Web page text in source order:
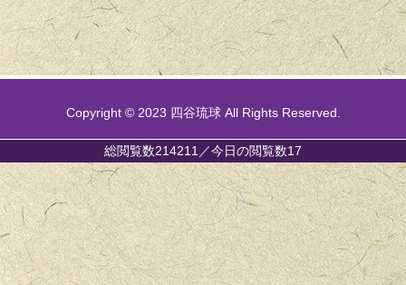
Copyright © 2023 四谷琉球 All Rights Reserved.
総閲覧数214211／今日の閲覧数17